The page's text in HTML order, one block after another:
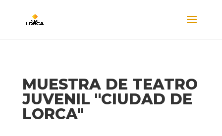
MUESTRA DE TEATRO
JUVENIL "CIUDAD DE
LORCA"